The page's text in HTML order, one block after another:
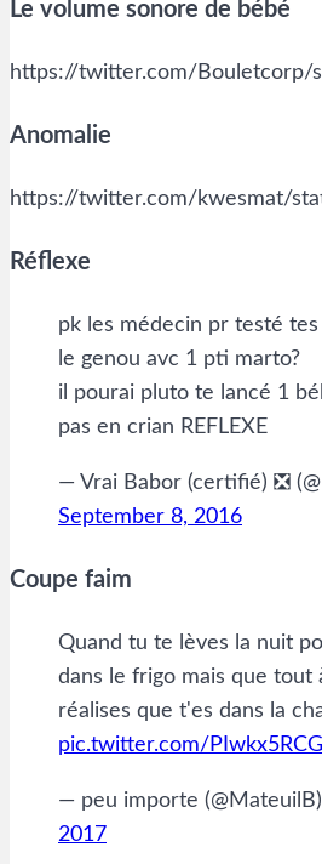
Le volume sonore de bébé
https://twitter.com/Bouletcorp/
Anomalie
https://twitter.com/kwesmat/
Réflexe
pk les médecin pr testé
le genou avc 1 pti marto?
il pourai pluto te lancé 1
pas en crian REFLEXE
— Vrai Babor (certifié) ❎
September 8, 2016
Coupe faim
Quand tu te lèves la nuit
dans le frigo mais que tout
réalises que t'es dans la
pic.twitter.com/
— peu importe (@MateuilB)
2017